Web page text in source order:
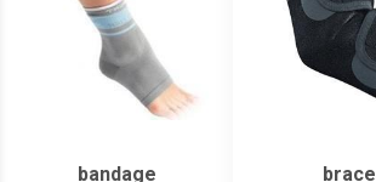
bandage brace